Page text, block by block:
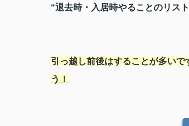
"退去時・入居時やることのリス
引っ越し前後はすることが多い
う！